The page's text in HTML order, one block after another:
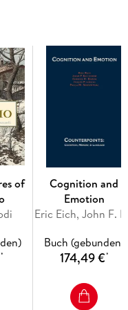
twentieth-century
of
*
Cognition and
Emotion
Buch (gebunden)
174,49 €*